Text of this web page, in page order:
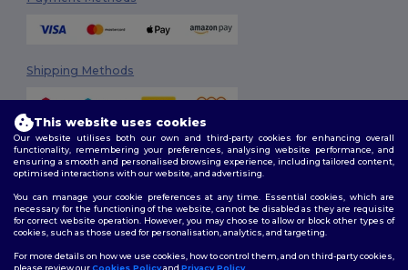
Shipping Methods
Follow Us
This website uses cookies
Our website utilises both our own and third-party cookies for enhancing overall
functionality, remembering your preferences, analysing website performance, and
ensuring a smooth and personalised browsing experience, including tailored content,
optimised interactions with our website, and advertising.
You can manage your cookie preferences at any time. Essential cookies, which are
necessary for the functioning of the website, cannot be disabled as they are requisite
for correct website operation. However, you may choose to allow or block other types of
cookies, such as those used for personalisation, analytics, and targeting.
For more details on how we use cookies, how to control them, and on third-party cookies,
please review ourCookies Policyand Privacy Policy.